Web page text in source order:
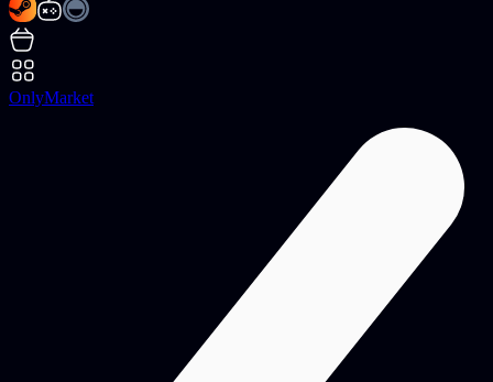
OnlyMarket